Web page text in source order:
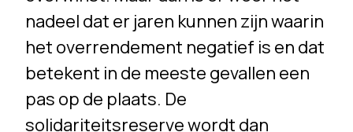
nadeel dat er jaren kunnen zijn waarin
het overrendement negatief is en dat
betekent in de meeste gevallen een
pas op de plaats. De
solidariteitsreserve wordt dan